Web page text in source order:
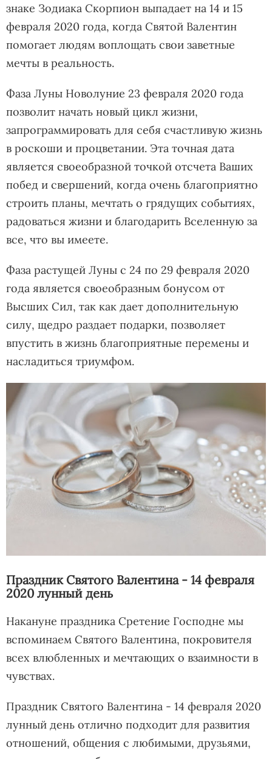
знаке Зодиака Скорпион выпадает на 14 и 15
февраля 2020 года, когда Святой Валентин
помогает людям воплощать свои заветные
мечты в реальность.
Фаза Луны Новолуние 23 февраля 2020 года
позволит начать новый цикл жизни,
запрограммировать для себя счастливую жизнь
в роскоши и процветании. Эта точная дата
является своеобразной точкой отсчета Ваших
побед и свершений, когда очень благоприятно
строить планы, мечтать о грядущих событиях,
радоваться жизни и благодарить Вселенную за
все, что вы имеете.
Фаза растущей Луны с 24 по 29 февраля 2020
года является своеобразным бонусом от
Высших Сил, так как дает дополнительную
силу, щедро раздает подарки, позволяет
впустить в жизнь благоприятные перемены и
насладиться триумфом.
Праздник Святого Валентина - 14 февраля
2020 лунный день
Накануне праздника Сретение Господне мы
вспоминаем Святого Валентина, покровителя
всех влюбленных и мечтающих о взаимности в
чувствах.
Праздник Святого Валентина - 14 февраля 2020
лунный день отлично подходит для развития
отношений, общения с любимыми, друзьями,